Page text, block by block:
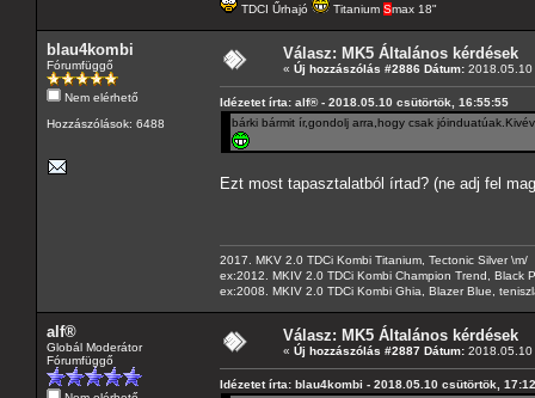
TDCI Űrhajó Titanium Smax 18"
blau4kombi
Fórumfüggő
Nem elérhető
Hozzászólások: 6488
Válasz: MK5 Általános kérdések
« Új hozzászólás #2886 Dátum: 2018.05.10
Idézetet írta: alf® - 2018.05.10 csütörtök, 16:55:55
bárki bármit ír,gondolj arra,hogy csak
Ezt most tapasztalatból írtad? (ne adj fel
2017. MKV 2.0 TDCi Kombi Titanium, Tectonic Silver \m/
ex:2012. MKIV 2.0 TDCi Kombi Champion Trend, Black
ex:2008. MKIV 2.0 TDCi Kombi Ghia, Blazer Blue,
alf®
Globál Moderátor
Fórumfüggő
Válasz: MK5 Általános kérdések
« Új hozzászólás #2887 Dátum: 2018.05.10
Idézetet írta: blau4kombi - 2018.05.10 csütörtök,